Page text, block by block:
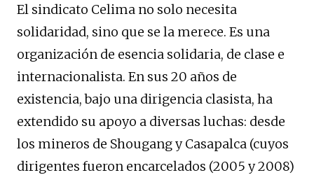
El sindicato Celima no solo necesita
solidaridad, sino que se la merece. Es una
organización de esencia solidaria, de clase e
internacionalista. En sus 20 años de
existencia, bajo una dirigencia clasista, ha
extendido su apoyo a diversas luchas: desde
los mineros de Shougang y Casapalca (cuyos
dirigentes fueron encarcelados (2005 y 2008)